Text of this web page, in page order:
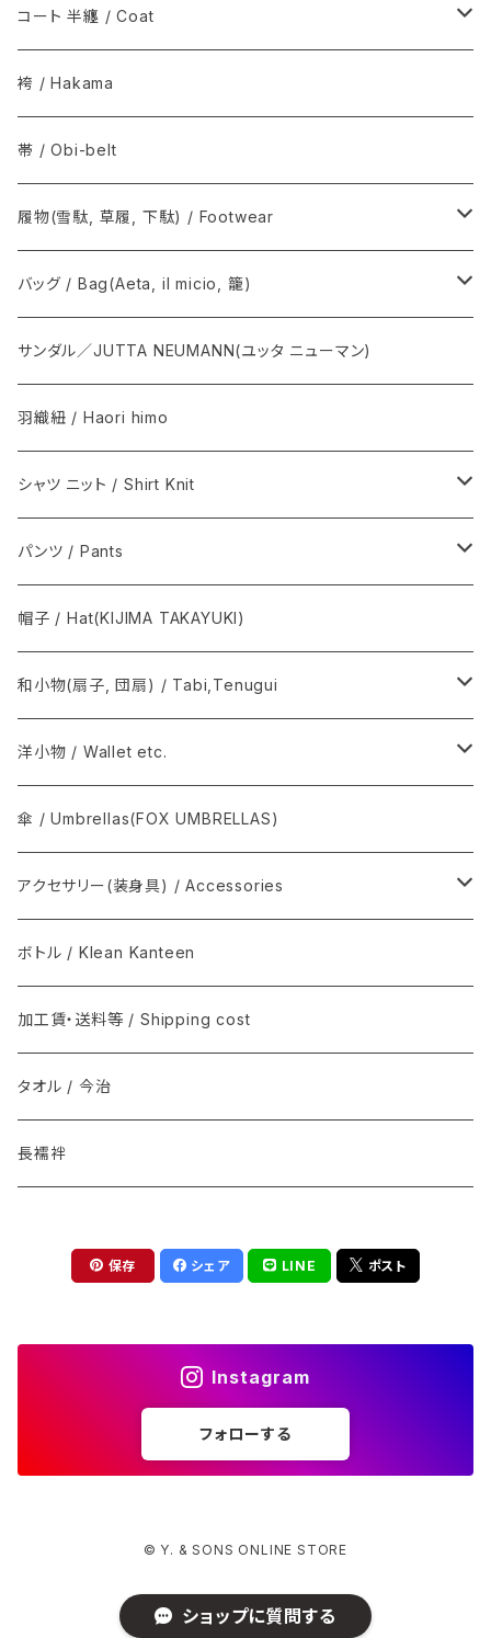
その他 / Others
シルクウール, ウール / Silk-wool, Wool
その他 / Others
ウールシルク / Wool-Silk
アルパカ / Alpaca
T-KIMONO / ティー キモノ
Graphpaper / グラフペーパー
The Inoue Brothers...
OUTDOOR KIMONO / アウトドア キモノ
T.T / ティーティー
NEAT / ニート
コート 半纏 / Coat
火消コート / 半纏
Norwegian Rain / ノルウェージャン レイン
COMOLI / コモリ
Graphpaper / グラフペーパー
袴 / Hakama
帯 / Obi-belt
履物(雪駄, 草履, 下駄) / Footwear
雪駄, 草履 / Setta, Zori
下駄 / Geta
その他 / Others
バッグ / Bag(Aeta, il micio, 籠)
Aeta / アエタ, CHACOLI / チャコリ
Il micio / イルミーチョ
籠心 / あけび蔓細工 / Basket bag
籠バッグ(手提げ籠) / Basket bag
巾着(信玄袋) / INDEN
須浪亨商店 / いかご・びんかご
SOSAKUBAG
サンダル／JUTTA NEUMANN(ユッタ ニューマン)
羽織紐 / Haori himo
シャツ ニット / Shirt Knit
BODHI
Graphpaper / グラフペーパー
BATONER
パンツ / Pants
Y. & SONS
COMOLI / コモリ
Graphpaper / グラフペーパー
T.T / ティーティー
NEAT / ニート
帽子 / Hat(KIJIMA TAKAYUKI)
和小物(扇子, 団扇) / Tabi,Tenugui
手拭 / Tenugui
扇子, 団扇 / Folding fan
足袋 / Tabi
マスク / Mask
クバ民具
その他 / Other
洋小物 / Wallet etc.
COMME des GARÇONS
THE INOUE BROTHERS...
REAL HARNESS / Belt(ベルト)
Joshua Ellis(ジョシュア・エリス) / マフラー
Graphpaper(グラフペーパー）
ソックス
DENTS
傘 / Umbrellas(FOX UMBRELLAS)
アクセサリー(装身具) / Accessories
semeno / セメノ
ボトル / Klean Kanteen
加工賃・送料等 / Shipping cost
タオル / 今治
長襦袢
保存 シェア LINE ポスト
Instagram
フォローする
© Y. & SONS ONLINE STORE
ショップに質問する